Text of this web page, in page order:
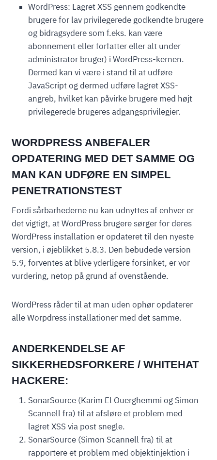
WordPress: Lagret XSS gennem godkendte
brugere for lav privilegerede godkendte brugere
og bidragsydere som f.eks. kan være
abonnement eller forfatter eller alt under
administrator bruger) i WordPress-kernen.
Dermed kan vi være i stand til at udføre
JavaScript og dermed udføre lagret XSS-
angreb, hvilket kan påvirke brugere med højt
privilegerede brugeres adgangsprivilegier.
WORDPRESS ANBEFALER
OPDATERING MED DET SAMME OG
MAN KAN UDFØRE EN SIMPEL
PENETRATIONSTEST
Fordi sårbarhederne nu kan udnyttes af enhver er
det vigtigt, at WordPress brugere sørger for deres
WordPress installation er opdateret til den nyeste
version, i øjeblikket 5.8.3. Den bebudede version
5.9, forventes at blive yderligere forsinket, er vor
vurdering, netop på grund af ovenstående.
WordPress råder til at man uden ophør opdaterer
alle Worpdress installationer med det samme.
ANDERKENDELSE AF
SIKKERHEDSFORKERE / WHITEHAT
HACKERE:
SonarSource (Karim El Ouerghemmi og Simon
Scannell fra) til at afsløre et problem med
lagret XSS via post snegle.
SonarSource (Simon Scannell fra) til at
rapportere et problem med objektinjektion i